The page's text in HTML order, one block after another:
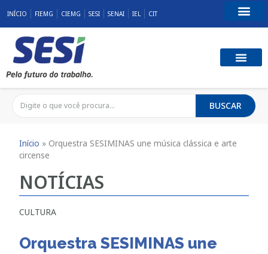
INÍCIO FIEMG CIEMG SESI SENAI IEL CIT
BUSCAR
Início » Orquestra SESIMINAS une música clássica e arte
circense
NOTÍCIAS
CULTURA
Orquestra SESIMINAS une